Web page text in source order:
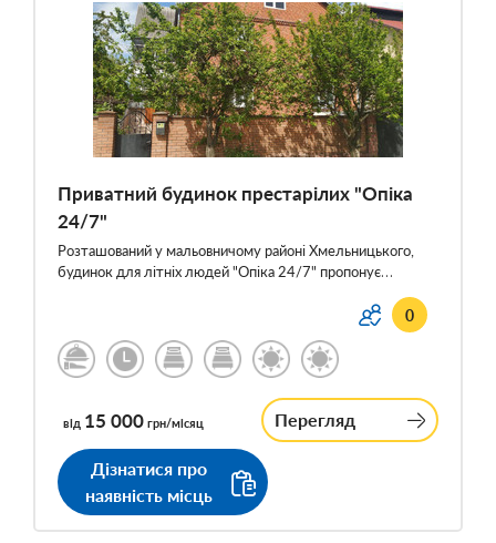
Приватний будинок престарілих "Опіка
24/7"
Розташований у мальовничому районі Хмельницького,
будинок для літніх людей "Опіка 24/7" пропонує…
0
від 15 000 грн/місяц Перегляд
Дізнатися про
наявність місць